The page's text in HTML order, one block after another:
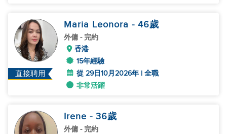
直接聘用
Maria Leonora - 46歲
外傭 - 完約
香港
15年經驗
從 29日10月2026年 | 全職
非常活躍
Irene - 36歲
外傭 - 完約